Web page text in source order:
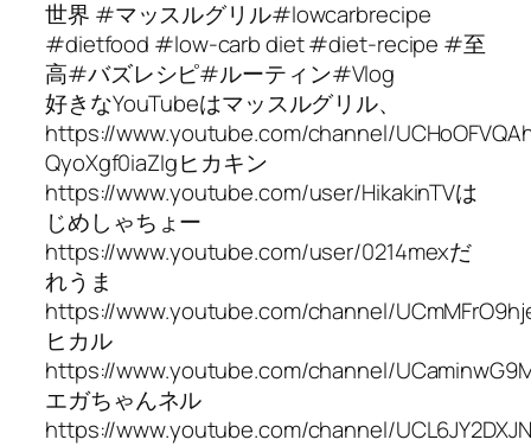
世界 #マッスルグリル#lowcarbrecipe
#dietfood #low-carb diet #diet-recipe #至
高#バズレシピ#ルーティン#Vlog
好きなYouTubeはマッスルグリル、
https://www.youtube.com/channel/
QyoXgf0iaZIgヒカキン
https://www.youtube.com/user/HikakinTVは
じめしゃちょー
https://www.youtube.com/user/0214mexだ
れうま
https://www.youtube.com/channel/
ヒカル
https://www.youtube.com/channel/
エガちゃんネル
https://www.youtube.com/channel/